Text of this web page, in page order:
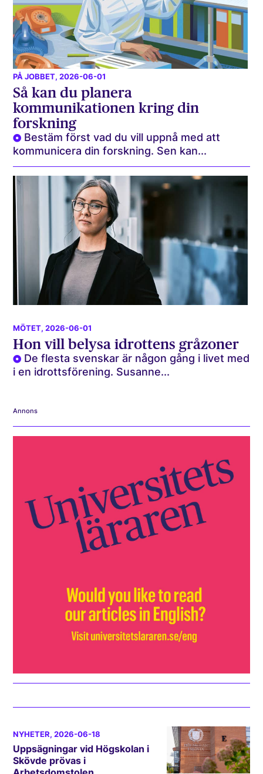
PÅ JOBBET, 2026-06-01
Så kan du planera
kommunikationen kring din
forskning
Bestäm först vad du vill uppnå med att
kommunicera din forskning. Sen kan...
MÖTET, 2026-06-01
Hon vill belysa idrottens gråzoner
De flesta svenskar är någon gång i livet med
i en idrottsförening. Susanne...
Annons
NYHETER, 2026-06-18
Uppsägningar vid Högskolan i
Skövde prövas i